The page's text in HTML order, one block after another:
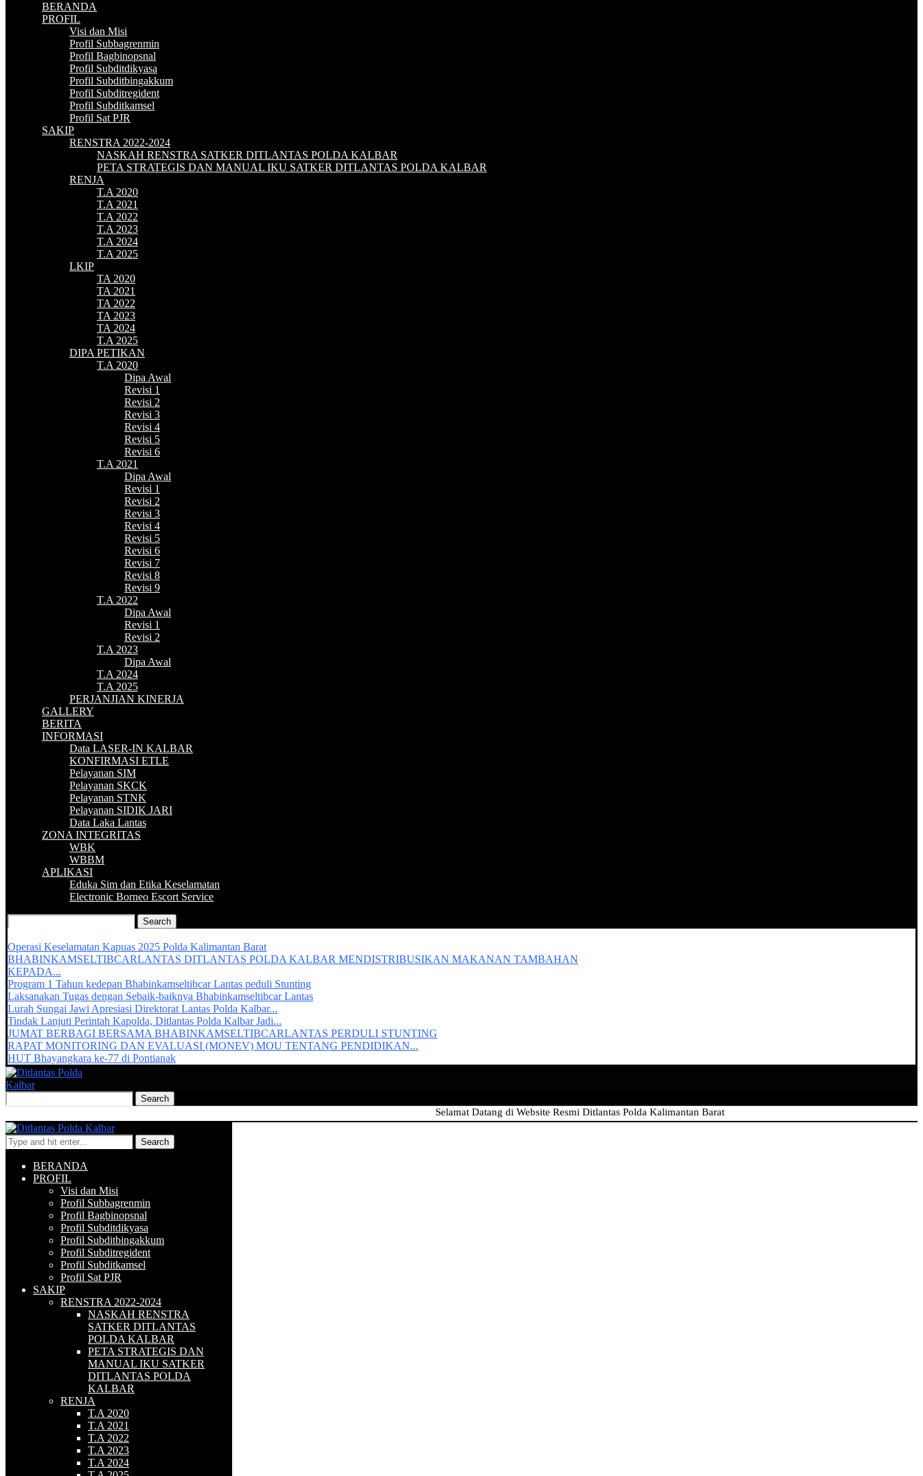
BERANDA
PROFIL
Visi dan Misi
Profil Subbagrenmin
Profil Bagbinopsnal
Profil Subditdikyasa
Profil Subditbingakkum
Profil Subditregident
Profil Subditkamsel
Profil Sat PJR
SAKIP
RENSTRA 2022-2024
NASKAH RENSTRA SATKER DITLANTAS POLDA KALBAR
PETA STRATEGIS DAN MANUAL IKU SATKER DITLANTAS POLDA KALBAR
RENJA
T.A 2020
T.A 2021
T.A 2022
T.A 2023
T.A 2024
T.A 2025
LKIP
TA 2020
TA 2021
TA 2022
TA 2023
TA 2024
T.A 2025
DIPA PETIKAN
T.A 2020
Dipa Awal
Revisi 1
Revisi 2
Revisi 3
Revisi 4
Revisi 5
Revisi 6
T.A 2021
Dipa Awal
Revisi 1
Revisi 2
Revisi 3
Revisi 4
Revisi 5
Revisi 6
Revisi 7
Revisi 8
Revisi 9
T.A 2022
Dipa Awal
Revisi 1
Revisi 2
T.A 2023
Dipa Awal
T.A 2024
T.A 2025
PERJANJIAN KINERJA
GALLERY
BERITA
INFORMASI
Data LASER-IN KALBAR
KONFIRMASI ETLE
Pelayanan SIM
Pelayanan SKCK
Pelayanan STNK
Pelayanan SIDIK JARI
Data Laka Lantas
ZONA INTEGRITAS
WBK
WBBM
APLIKASI
Eduka Sim dan Etika Keselamatan
Electronic Borneo Escort Service
Operasi Keselamatan Kapuas 2025 Polda Kalimantan Barat
BHABINKAMSELTIBCARLANTAS DITLANTAS POLDA KALBAR MENDISTRIBUSIKAN MAKANAN TAMBAHAN
KEPADA...
Program 1 Tahun kedepan Bhabinkamseltibcar Lantas peduli Stunting
Laksanakan Tugas dengan Sebaik-baiknya Bhabinkamseltibcar Lantas
Lurah Sungai Jawi Apresiasi Direktorat Lantas Polda Kalbar...
Tindak Lanjuti Perintah Kapolda, Ditlantas Polda Kalbar Jadi...
JUMAT BERBAGI BERSAMA BHABINKAMSELTIBCARLANTAS PERDULI STUNTING
RAPAT MONITORING DAN EVALUASI (MONEV) MOU TENTANG PENDIDIKAN...
HUT Bhayangkara ke-77 di Pontianak
Selamat Datang di Website Resmi Ditlantas Polda Kalimantan Barat
Search
BERANDA
PROFIL
Visi dan Misi
Profil Subbagrenmin
Profil Bagbinopsnal
Profil Subditdikyasa
Profil Subditbingakkum
Profil Subditregident
Profil Subditkamsel
Profil Sat PJR
SAKIP
RENSTRA 2022-2024
NASKAH RENSTRA
SATKER DITLANTAS
POLDA KALBAR
PETA STRATEGIS DAN
MANUAL IKU SATKER
DITLANTAS POLDA
KALBAR
RENJA
T.A 2020
T.A 2021
T.A 2022
T.A 2023
T.A 2024